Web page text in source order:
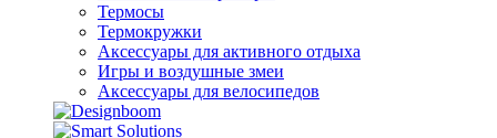
Термосы
Термокружки
Аксессуары для активного отдыха
Игры и воздушные змеи
Аксессуары для велосипедов